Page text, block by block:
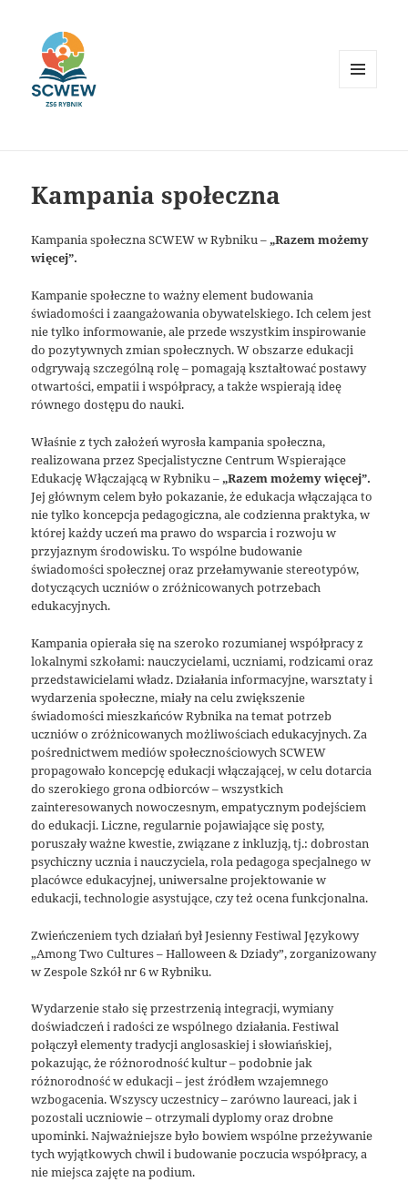
Kampania społeczna
Kampania społeczna SCWEW w Rybniku – „Razem możemy
więcej”.
Kampanie społeczne to ważny element budowania
świadomości i zaangażowania obywatelskiego. Ich celem jest
nie tylko informowanie, ale przede wszystkim inspirowanie
do pozytywnych zmian społecznych. W obszarze edukacji
odgrywają szczególną rolę – pomagają kształtować postawy
otwartości, empatii i współpracy, a także wspierają ideę
równego dostępu do nauki.
Właśnie z tych założeń wyrosła kampania społeczna,
realizowana przez Specjalistyczne Centrum Wspierające
Edukację Włączającą w Rybniku – „Razem możemy więcej”.
Jej głównym celem było pokazanie, że edukacja włączająca to
nie tylko koncepcja pedagogiczna, ale codzienna praktyka, w
której każdy uczeń ma prawo do wsparcia i rozwoju w
przyjaznym środowisku. To wspólne budowanie
świadomości społecznej oraz przełamywanie stereotypów,
dotyczących uczniów o zróżnicowanych potrzebach
edukacyjnych.
Kampania opierała się na szeroko rozumianej współpracy z
lokalnymi szkołami: nauczycielami, uczniami, rodzicami oraz
przedstawicielami władz. Działania informacyjne, warsztaty i
wydarzenia społeczne, miały na celu zwiększenie
świadomości mieszkańców Rybnika na temat potrzeb
uczniów o zróżnicowanych możliwościach edukacyjnych. Za
pośrednictwem mediów społecznościowych SCWEW
propagowało koncepcję edukacji włączającej, w celu dotarcia
do szerokiego grona odbiorców – wszystkich
zainteresowanych nowoczesnym, empatycznym podejściem
do edukacji. Liczne, regularnie pojawiające się posty,
poruszały ważne kwestie, związane z inkluzją, tj.: dobrostan
psychiczny ucznia i nauczyciela, rola pedagoga specjalnego w
placówce edukacyjnej, uniwersalne projektowanie w
edukacji, technologie asystujące, czy też ocena funkcjonalna.
Zwieńczeniem tych działań był Jesienny Festiwal Językowy
„Among Two Cultures – Halloween & Dziady”, zorganizowany
w Zespole Szkół nr 6 w Rybniku.
Wydarzenie stało się przestrzenią integracji, wymiany
doświadczeń i radości ze wspólnego działania. Festiwal
połączył elementy tradycji anglosaskiej i słowiańskiej,
pokazując, że różnorodność kultur – podobnie jak
różnorodność w edukacji – jest źródłem wzajemnego
wzbogacenia. Wszyscy uczestnicy – zarówno laureaci, jak i
pozostali uczniowie – otrzymali dyplomy oraz drobne
upominki. Najważniejsze było bowiem wspólne przeżywanie
tych wyjątkowych chwil i budowanie poczucia współpracy, a
nie miejsca zajęte na podium.